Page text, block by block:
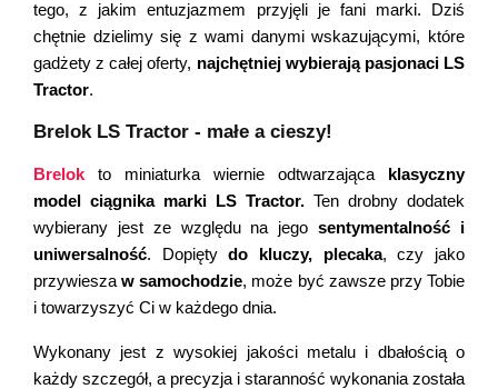
tego, z jakim entuzjazmem przyjęli je fani marki. Dziś
chętnie dzielimy się z wami danymi wskazującymi, które
gadżety z całej oferty, najchętniej wybierają pasjonaci LS
Tractor.
Brelok LS Tractor - małe a cieszy!
Brelok to miniaturka wiernie odtwarzająca
klasyczny
model ciągnika marki LS Tractor. Ten drobny dodatek
wybierany jest ze względu na jego sentymentalność i
uniwersalność. Dopięty do kluczy, plecaka, czy jako
przywiesza w samochodzie, może być zawsze przy Tobie
i towarzyszyć Ci w każdego dnia.
Wykonany jest z wysokiej jakości metalu i dbałością o
każdy szczegół, a precyzja i staranność wykonania została